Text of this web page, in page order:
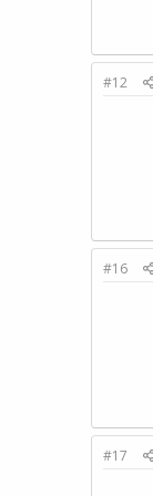
#12
#16
#17